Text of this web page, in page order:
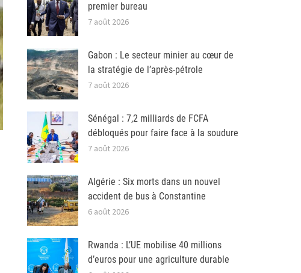
premier bureau
7 août 2026
Gabon : Le secteur minier au cœur de
la stratégie de l’après-pétrole
7 août 2026
Sénégal : 7,2 milliards de FCFA
débloqués pour faire face à la soudure
7 août 2026
Algérie : Six morts dans un nouvel
accident de bus à Constantine
6 août 2026
Rwanda : L’UE mobilise 40 millions
d’euros pour une agriculture durable